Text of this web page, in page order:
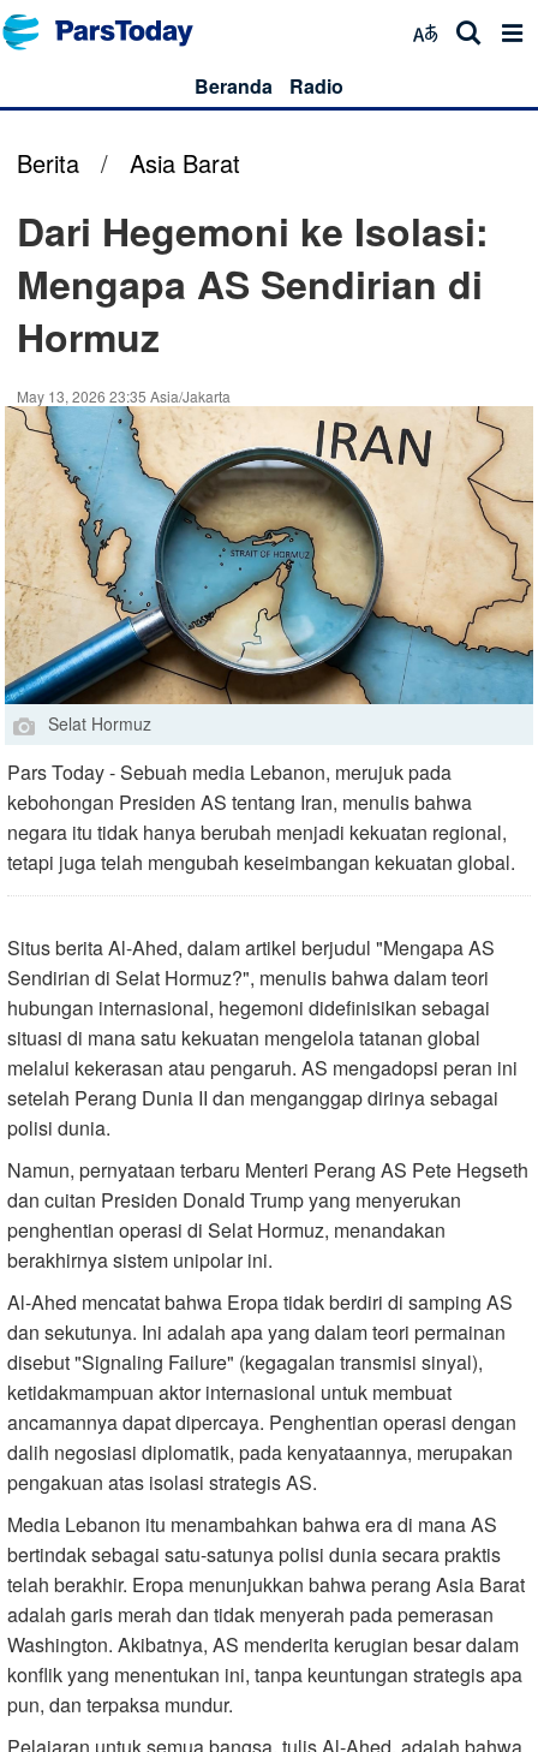
Beranda Radio
Berita / Asia Barat
Dari Hegemoni ke Isolasi:
Mengapa AS Sendirian di
Hormuz
May 13, 2026 23:35 Asia/Jakarta
Selat Hormuz
Pars Today - Sebuah media Lebanon, merujuk pada
kebohongan Presiden AS tentang Iran, menulis bahwa
negara itu tidak hanya berubah menjadi kekuatan regional,
tetapi juga telah mengubah keseimbangan kekuatan global.
Situs berita Al-Ahed, dalam artikel berjudul "Mengapa AS
Sendirian di Selat Hormuz?", menulis bahwa dalam teori
hubungan internasional, hegemoni didefinisikan sebagai
situasi di mana satu kekuatan mengelola tatanan global
melalui kekerasan atau pengaruh. AS mengadopsi peran ini
setelah Perang Dunia II dan menganggap dirinya sebagai
polisi dunia.
Namun, pernyataan terbaru Menteri Perang AS Pete Hegseth
dan cuitan Presiden Donald Trump yang menyerukan
penghentian operasi di Selat Hormuz, menandakan
berakhirnya sistem unipolar ini.
Al-Ahed mencatat bahwa Eropa tidak berdiri di samping AS
dan sekutunya. Ini adalah apa yang dalam teori permainan
disebut "Signaling Failure" (kegagalan transmisi sinyal),
ketidakmampuan aktor internasional untuk membuat
ancamannya dapat dipercaya. Penghentian operasi dengan
dalih negosiasi diplomatik, pada kenyataannya, merupakan
pengakuan atas isolasi strategis AS.
Media Lebanon itu menambahkan bahwa era di mana AS
bertindak sebagai satu-satunya polisi dunia secara praktis
telah berakhir. Eropa menunjukkan bahwa perang Asia Barat
adalah garis merah dan tidak menyerah pada pemerasan
Washington. Akibatnya, AS menderita kerugian besar dalam
konflik yang menentukan ini, tanpa keuntungan strategis apa
pun, dan terpaksa mundur.